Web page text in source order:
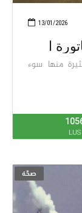
13/01/2026
ا
منها سوء
LUS
صحّة